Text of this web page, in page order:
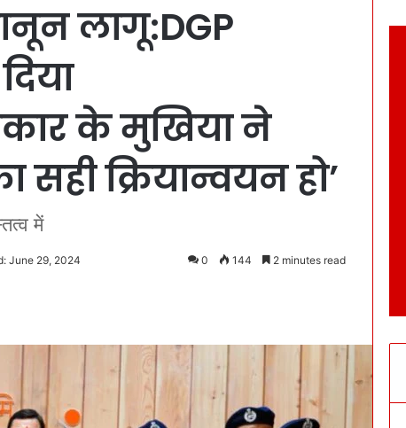
लागू:DGP
के मुखिया ने
क्रियान्वयन हो’
में
June 29, 2024 0 144 2 minutes read